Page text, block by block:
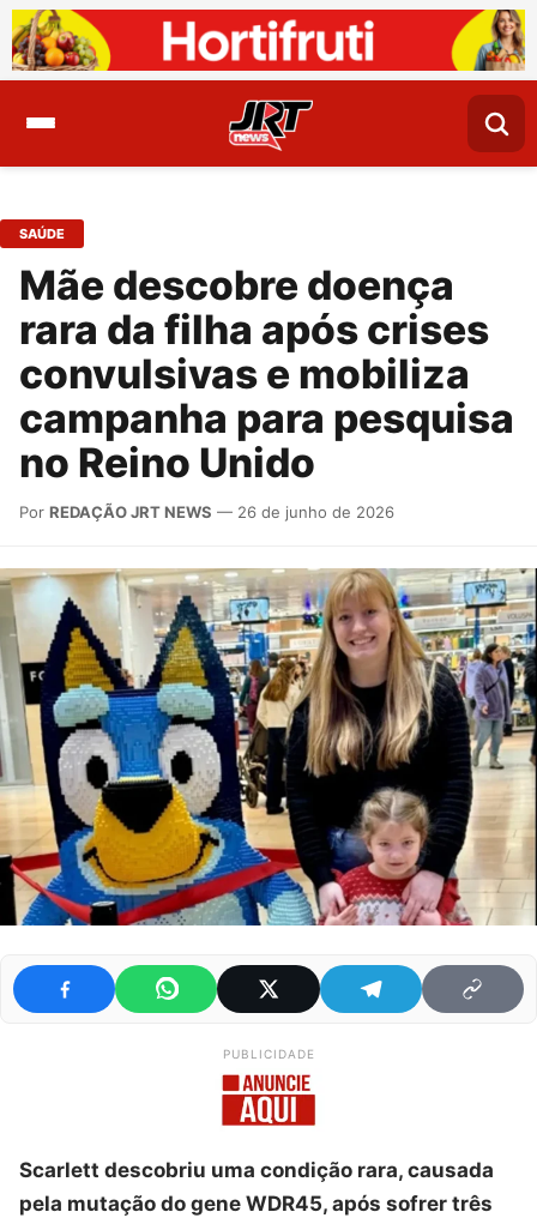
SAÚDE
Mãe descobre doença
rara da filha após crises
convulsivas e mobiliza
campanha para pesquisa
no Reino Unido
Por REDAÇÃO JRT NEWS — 26 de junho de 2026
PUBLICIDADE
Scarlett descobriu uma condição rara, causada
pela mutação do gene WDR45, após sofrer três